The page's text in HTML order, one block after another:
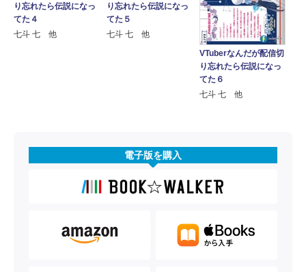
り忘れたら伝説になっ
てた４
七斗 七 他
り忘れたら伝説になっ
てた５
七斗 七 他
VTuberなんだが配信切
り忘れたら伝説になっ
てた６
七斗 七 他
電子版を購入